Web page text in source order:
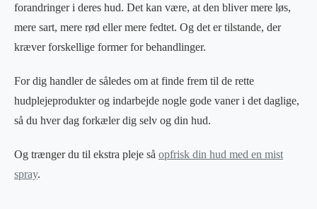
forandringer i deres hud. Det kan være, at den bliver mere løs,
mere sart, mere rød eller mere fedtet. Og det er tilstande, der
kræver forskellige former for behandlinger.
For dig handler de således om at finde frem til de rette
hudplejeprodukter og indarbejde nogle gode vaner i det daglige,
så du hver dag forkæler dig selv og din hud.
Og trænger du til ekstra pleje så opfrisk din hud med en mist
spray.